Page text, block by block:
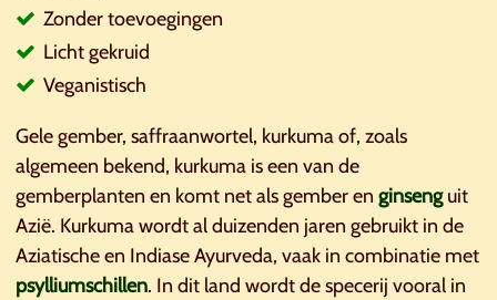
Zonder toevoegingen
Licht gekruid
Veganistisch
Gele gember, saffraanwortel, kurkuma of, zoals
algemeen bekend, kurkuma is een van de
gemberplanten en komt net als gember en ginsenguit
Azië. Kurkuma wordt al duizenden jaren gebruikt in de
Aziatische en Indiase Ayurveda, vaak in combinatie met
psylliumschillen. In dit land wordt de specerij vooral in